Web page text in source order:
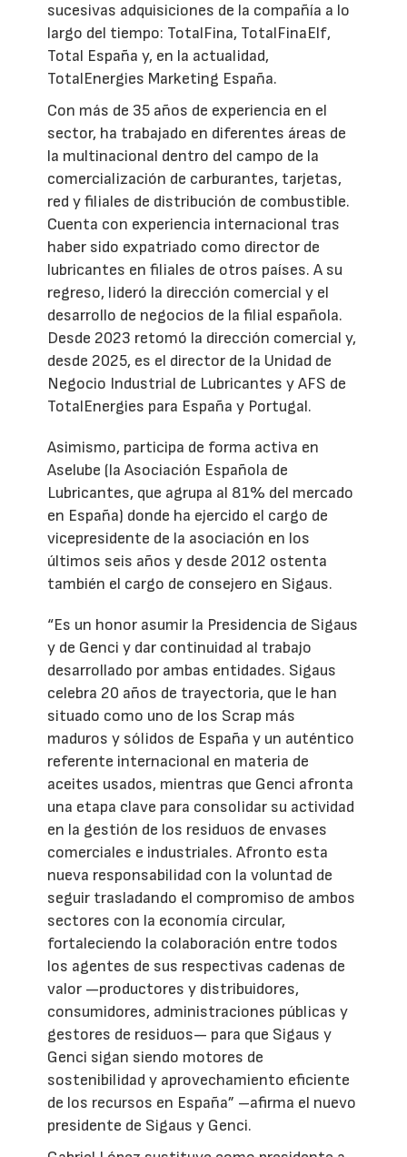
sucesivas adquisiciones de la compañía a lo
largo del tiempo: TotalFina, TotalFinaElf,
Total España y, en la actualidad,
TotalEnergies Marketing España.
Con más de 35 años de experiencia en el
sector, ha trabajado en diferentes áreas de
la multinacional dentro del campo de la
comercialización de carburantes, tarjetas,
red y filiales de distribución de combustible.
Cuenta con experiencia internacional tras
haber sido expatriado como director de
lubricantes en filiales de otros países. A su
regreso, lideró la dirección comercial y el
desarrollo de negocios de la filial española.
Desde 2023 retomó la dirección comercial y,
desde 2025, es el director de la Unidad de
Negocio Industrial de Lubricantes y AFS de
TotalEnergies para España y Portugal.
Asimismo, participa de forma activa en
Aselube (la Asociación Española de
Lubricantes, que agrupa al 81% del mercado
en España) donde ha ejercido el cargo de
vicepresidente de la asociación en los
últimos seis años y desde 2012 ostenta
también el cargo de consejero en Sigaus.
“Es un honor asumir la Presidencia de Sigaus
y de Genci y dar continuidad al trabajo
desarrollado por ambas entidades. Sigaus
celebra 20 años de trayectoria, que le han
situado como uno de los Scrap más
maduros y sólidos de España y un auténtico
referente internacional en materia de
aceites usados, mientras que Genci afronta
una etapa clave para consolidar su actividad
en la gestión de los residuos de envases
comerciales e industriales. Afronto esta
nueva responsabilidad con la voluntad de
seguir trasladando el compromiso de ambos
sectores con la economía circular,
fortaleciendo la colaboración entre todos
los agentes de sus respectivas cadenas de
valor —productores y distribuidores,
consumidores, administraciones públicas y
gestores de residuos— para que Sigaus y
Genci sigan siendo motores de
sostenibilidad y aprovechamiento eficiente
de los recursos en España” –afirma el nuevo
presidente de Sigaus y Genci.